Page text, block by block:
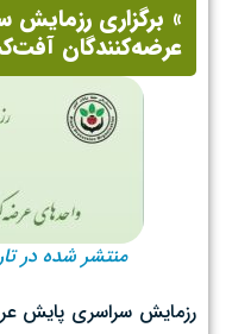
» برگزاری
عرضه‌کنندگان
منتشر شده در تاریخ
رزمایش سراسری پایش